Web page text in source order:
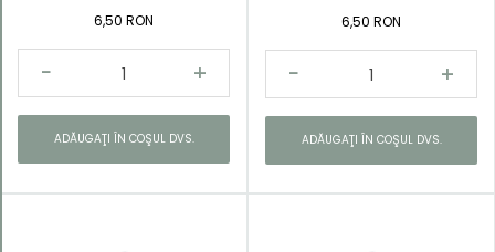
6,50 RON
ADĂUGAŢI ÎN COŞUL DVS.
6,50 RON
ADĂUGAŢI ÎN COŞUL DVS.